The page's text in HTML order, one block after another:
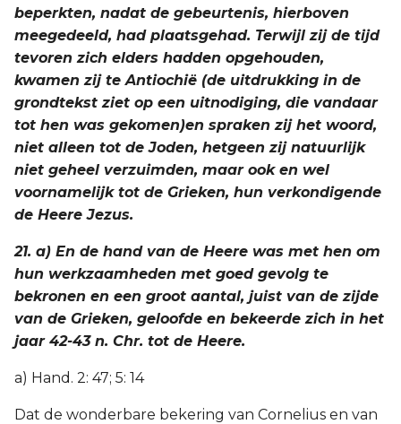
beperkten, nadat de gebeurtenis, hierboven
meegedeeld, had plaatsgehad. Terwijl zij de tijd
tevoren zich elders hadden opgehouden,
kwamen zij te Antiochië (de uitdrukking in de
grondtekst ziet op een uitnodiging, die vandaar
tot hen was gekomen)en spraken zij het woord,
niet alleen tot de Joden, hetgeen zij natuurlijk
niet geheel verzuimden, maar ook en wel
voornamelijk tot de Grieken, hun verkondigende
de Heere Jezus.
21. a) En de hand van de Heere was met hen om
hun werkzaamheden met goed gevolg te
bekronen en een groot aantal, juist van de zijde
van de Grieken, geloofde en bekeerde zich in het
jaar 42-43 n. Chr. tot de Heere.
a) Hand. 2: 47; 5: 14
Dat de wonderbare bekering van Cornelius en van